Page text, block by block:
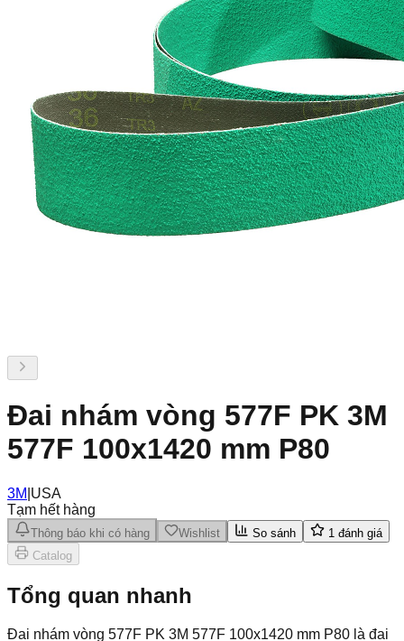
Đai nhám vòng 577F PK 3M
577F 100x1420 mm P80
3M USA
Tạm hết hàng
Thông báo khi có hàng Wishlist So sánh 1 đánh giá
Catalog
Tổng quan nhanh
Đai nhám vòng 577F PK 3M 577F 100x1420 mm P80 là đai